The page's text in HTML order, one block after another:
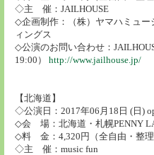
◇主 催：JAILHOUSE
◇企画制作：（株）ヤマハミュ
ィングス
◇公演のお問い合わせ：
19:00） http://www.jailhouse.jp/
【北海道】
◇公演日：2017年06月18日 (日)
◇会 場：北海道・札幌PENNY
◇料 金：4,320円（全自由・整理
◇主 催：music fun